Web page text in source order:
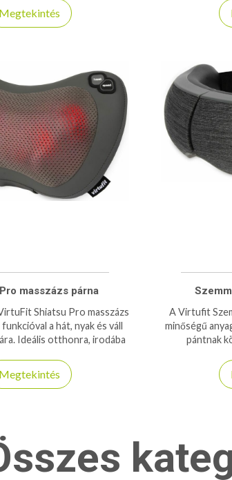
edzés után!
Megtekintés
masszázs párna
Shiatsu Pro masszázs
a hát, nyak és váll
Ideális otthonra, irodába
Megtekintés
A Virtufit
minőségű
pántnak